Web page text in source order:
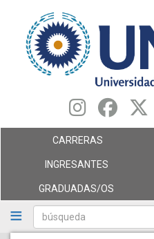
contenido
principal
búsqueda
CARRERAS
INGRESANTES
GRADUADAS/OS